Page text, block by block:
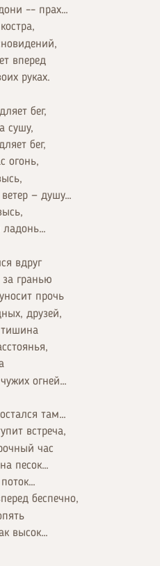
–– прах…
вперед
руках.
бег,
сушу,
бег,
огонь,
ветер — душу…
ладонь…
вдруг
за гранью
прочь
друзей,
огней…
там…
встреча,
час
песок…
беспечно,
высок…